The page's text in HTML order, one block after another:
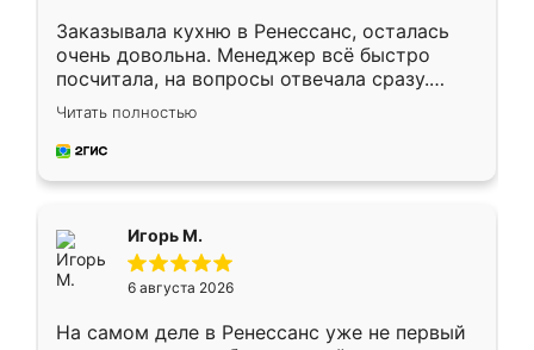
Заказывала кухню в Ренессанс, осталась
очень довольна. Менеджер всё быстро
посчитала, на вопросы отвечала сразу.
Замерщик приехал в субботу, подошёл к
делу со всей ответственностью. Собрали
за день, ребята работали аккуратно, даже
Читать полностью
Игорь М.
6 августа 2026
На самом деле в Ренессанс уже не первый